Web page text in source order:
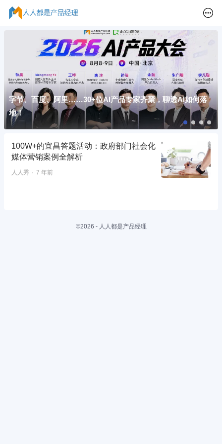
字节、百度、阿里……30+位AI产品专家齐聚，聊透AI如何落
地！
100W+的宜昌答题活动：政府部门社会化
媒体营销案例全解析
人人秀 7 年前
©2026 - 人人都是产品经理